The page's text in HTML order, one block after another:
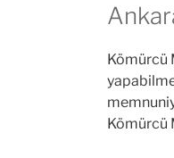
Kömürcü
Kömürcü